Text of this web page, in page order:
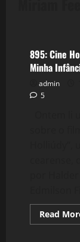
895: Cine
Minha
admin
5
Read